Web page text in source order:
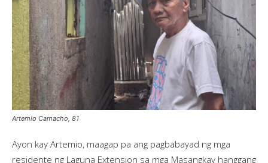
Artemio Camacho, 81
Ayon kay Artemio, maagap pa ang pagbabayad ng mga
residente ng Laguna Extension sa mga Masangkay hanggang